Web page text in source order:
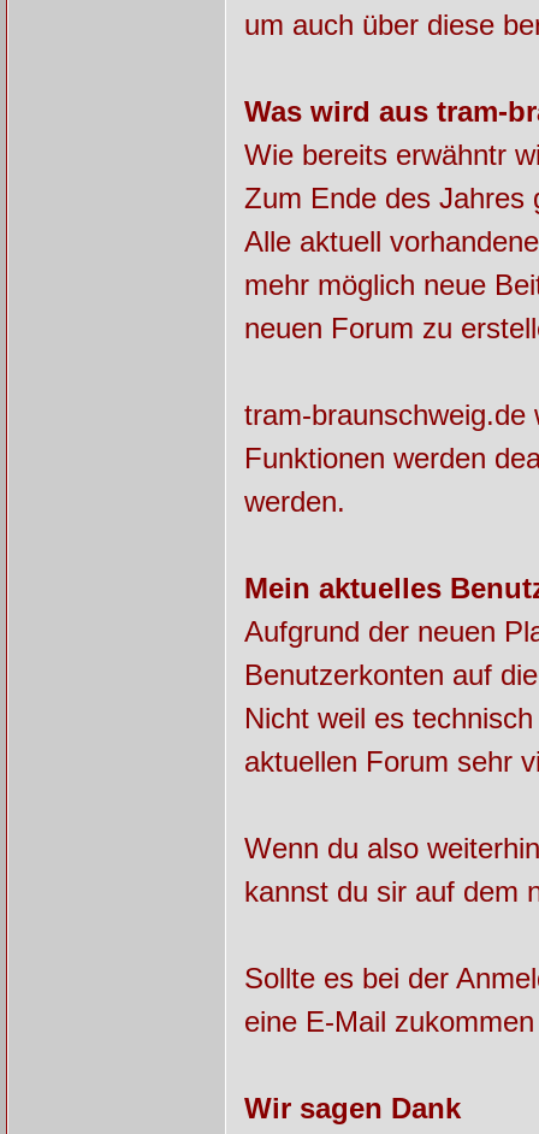
um auch über diese
Was wird aus tram-
Wie bereits erwähntr
Zum Ende des Jahres
Alle aktuell
mehr möglich neue
neuen Forum zu
tram-braunschweig.de
Funktionen werden
werden.
Mein aktuelles
Aufgrund der neuen
Benutzerkonten auf
Nicht weil es
aktuellen Forum sehr
Wenn du also
kannst du sir auf dem
Sollte es bei der
eine E-Mail
Wir sagen Dank